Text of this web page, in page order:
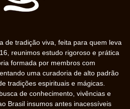
de tradição viva, feita para quem leva
reunimos estudo rigoroso e prática
formada por membros com
uma curadoria de alto padrão
tradições espirituais e mágicas.
de conhecimento, vivências e
Brasil insumos antes inacessíveis